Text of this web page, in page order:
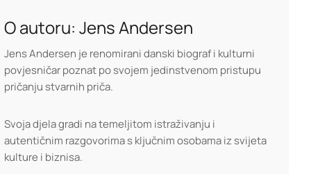
O autoru: Jens Andersen
Jens Andersen je renomirani danski biograf i kulturni
povjesničar poznat po svojem jedinstvenom pristupu
pričanju stvarnih priča.
Svoja djela gradi na temeljitom istraživanju i
autentičnim razgovorima s ključnim osobama iz svijeta
kulture i biznisa.